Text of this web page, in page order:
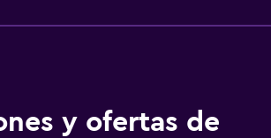
y ofertas de